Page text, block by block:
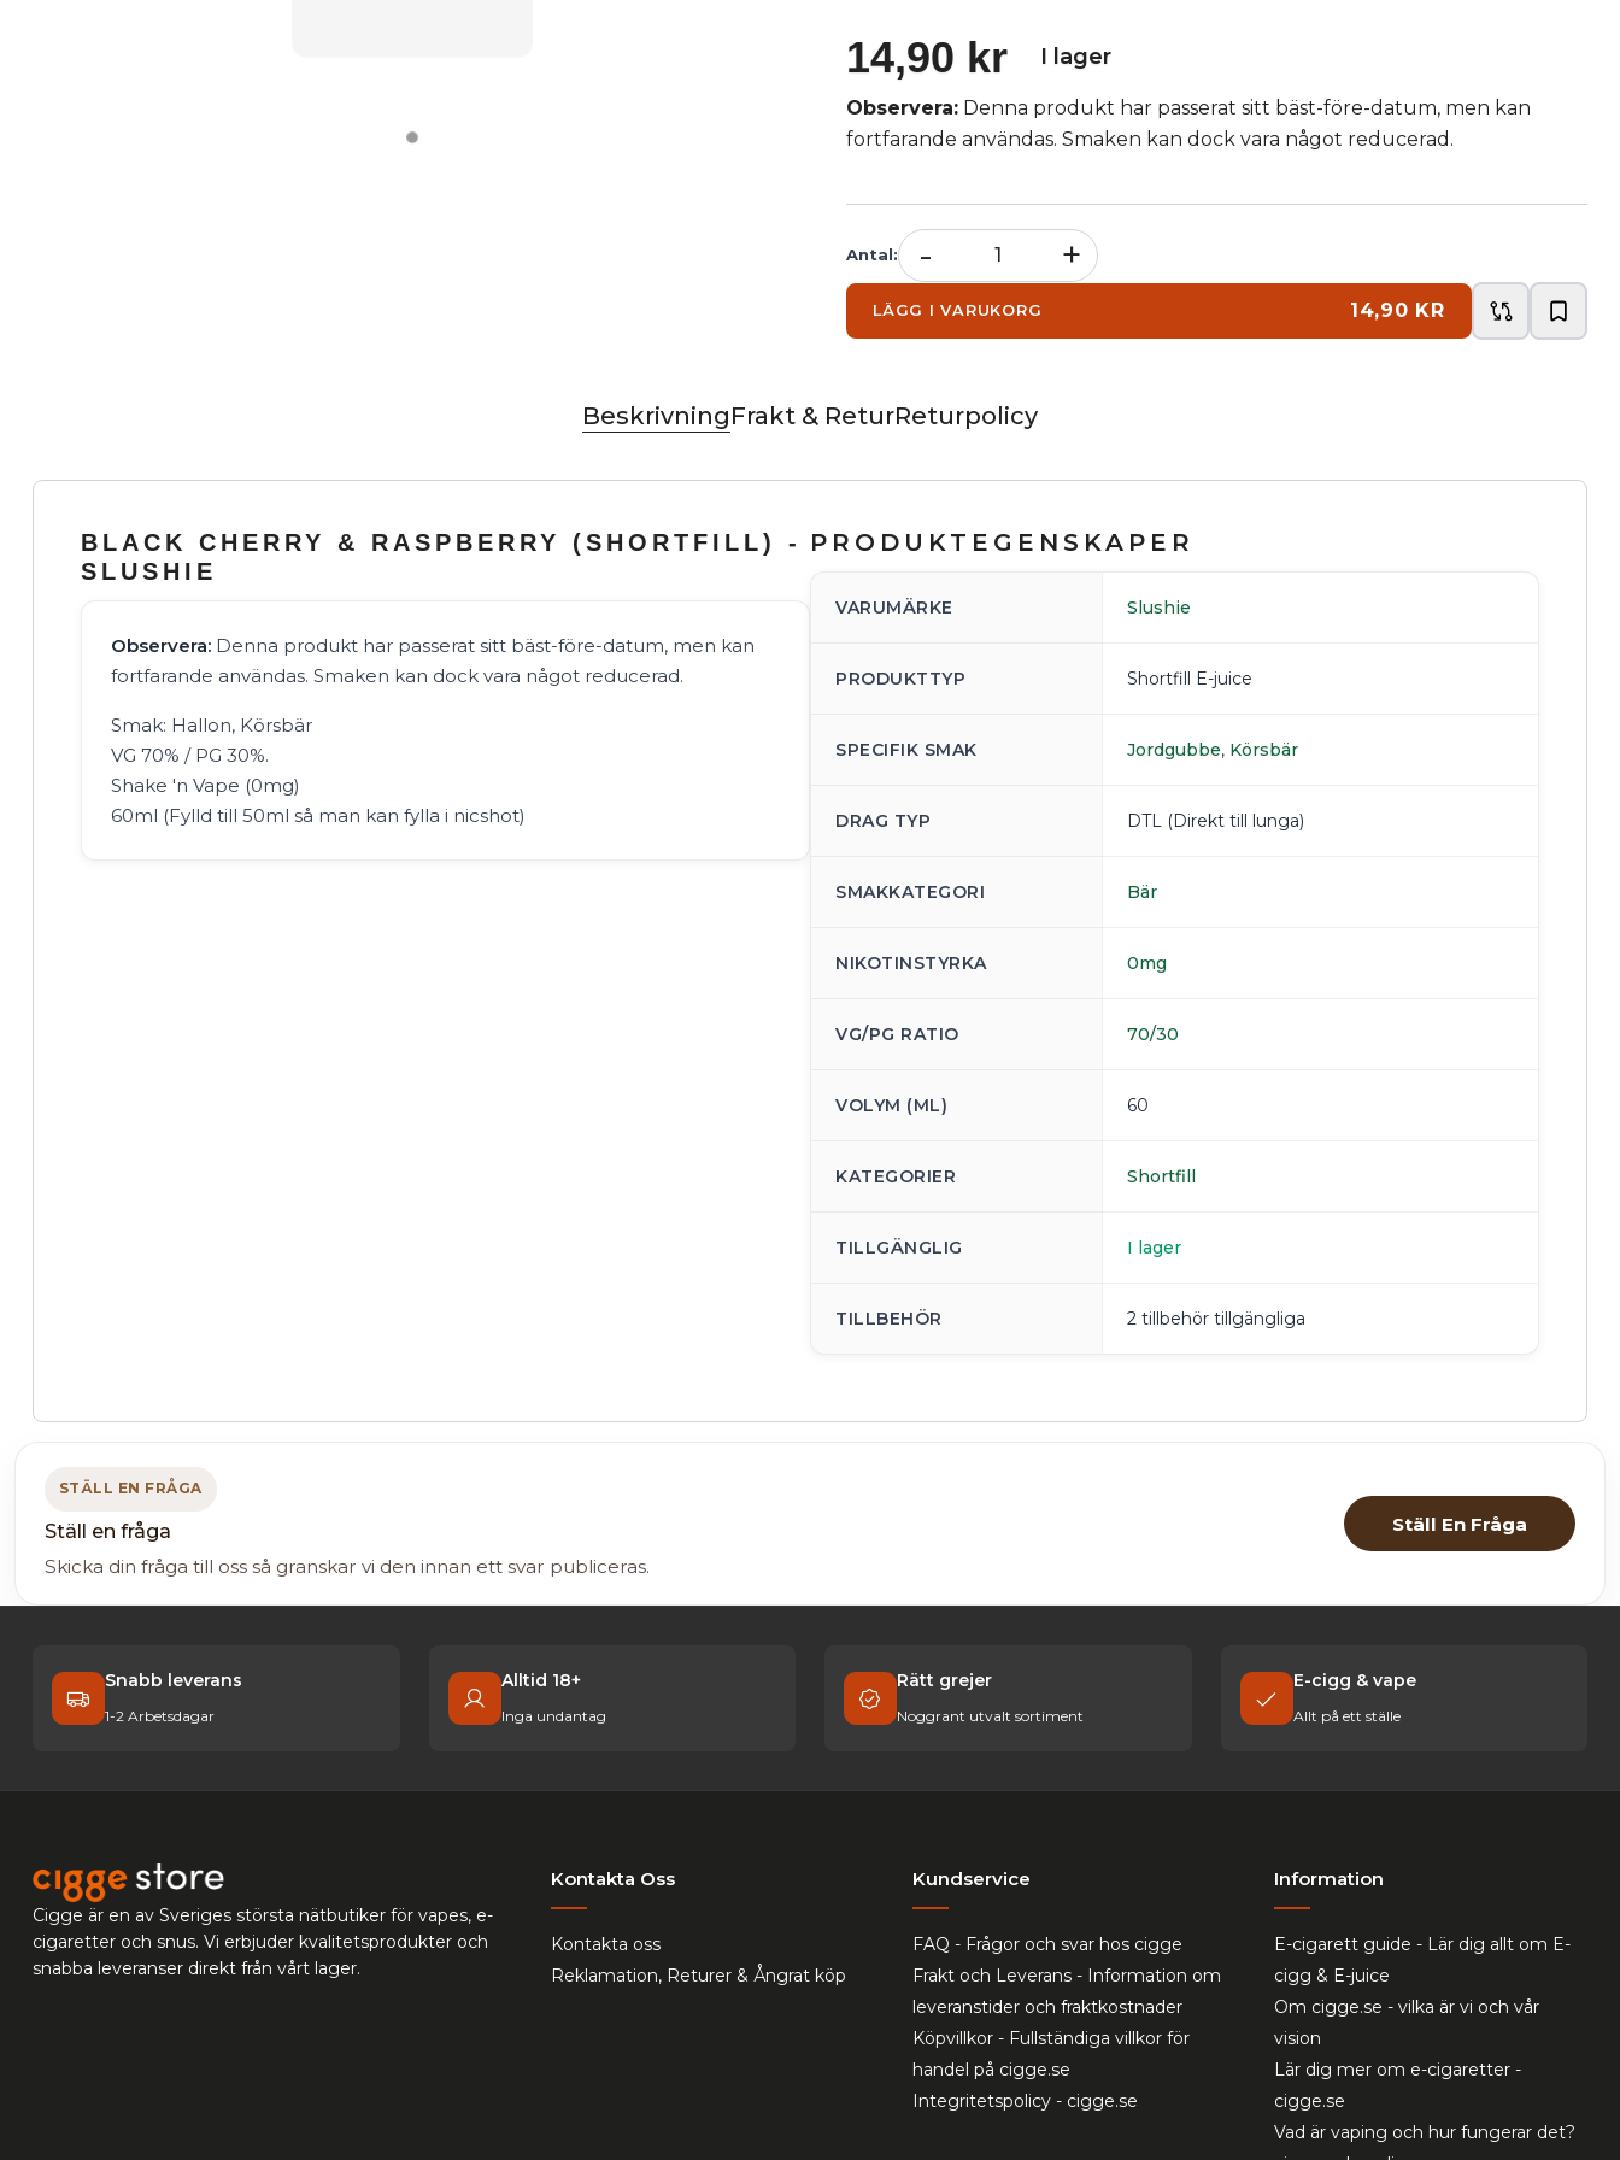
14,90 kr I lager
Observera: Denna produkt har passerat sitt bäst-före-datum, men kan
fortfarande användas. Smaken kan dock vara något reducerad.
Antal: - +
LÄGG I VARUKORG 14,90 KR
BeskrivningFrakt & ReturReturpolicy
BLACK CHERRY & RASPBERRY (SHORTFILL) -
SLUSHIE
Observera: Denna produkt har passerat sitt bäst-före-datum, men kan
fortfarande användas. Smaken kan dock vara något reducerad.
Smak: Hallon, Körsbär
VG 70% / PG 30%.
Shake 'n Vape (0mg)
60ml (Fylld till 50ml så man kan fylla i nicshot)
PRODUKTEGENSKAPER
VARUMÄRKE Slushie
PRODUKTTYP Shortfill E-juice
SPECIFIK SMAK Jordgubbe, Körsbär
DRAG TYP DTL (Direkt till lunga)
SMAKKATEGORI Bär
NIKOTINSTYRKA 0mg
VG/PG RATIO 70/30
VOLYM (ML) 60
KATEGORIER Shortfill
TILLGÄNGLIG I lager
TILLBEHÖR 2 tillbehör tillgängliga
STÄLL EN FRÅGA
Ställ en fråga
Skicka din fråga till oss så granskar vi den innan ett svar publiceras.
Ställ En Fråga
Snabb leverans
1-2 Arbetsdagar
Alltid 18+
Inga undantag
Rätt grejer
Noggrant utvalt sortiment
E-cigg & vape
Allt på ett ställe
Cigge är en av Sveriges största nätbutiker för vapes, e-
cigaretter och snus. Vi erbjuder kvalitetsprodukter och
snabba leveranser direkt från vårt lager.
Kontakta Oss
Kontakta oss
Reklamation, Returer & Ångrat köp
Kundservice
FAQ - Frågor och svar hos cigge
Frakt och Leverans - Information om
leveranstider och fraktkostnader
Köpvillkor - Fullständiga villkor för
handel på cigge.se
Integritetspolicy - cigge.se
Information
E-cigarett guide - Lär dig allt om E-
cigg & E-juice
Om cigge.se - vilka är vi och vår
vision
Lär dig mer om e-cigaretter -
cigge.se
Vad är vaping och hur fungerar det?